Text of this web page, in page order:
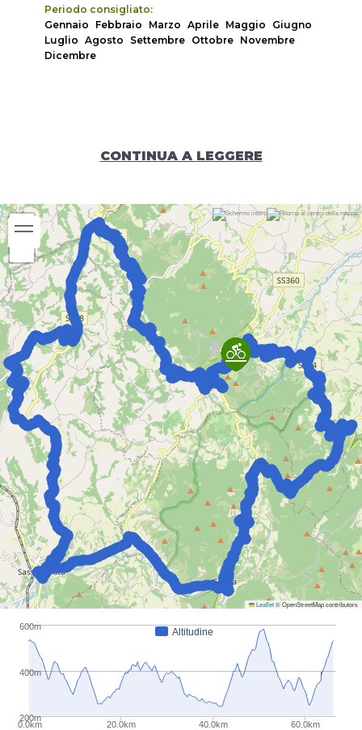
Periodo consigliato:
Gennaio
Febbraio Marzo Aprile Maggio
Giugno
Luglio Agosto Settembre Ottobre Novembre
Dicembre
CONTINUA A LEGGERE
Leaflet© OpenStreetMap contributors
Altitudine
0.0km 20.0km 40.0km 60.0km
200m
400m
600m